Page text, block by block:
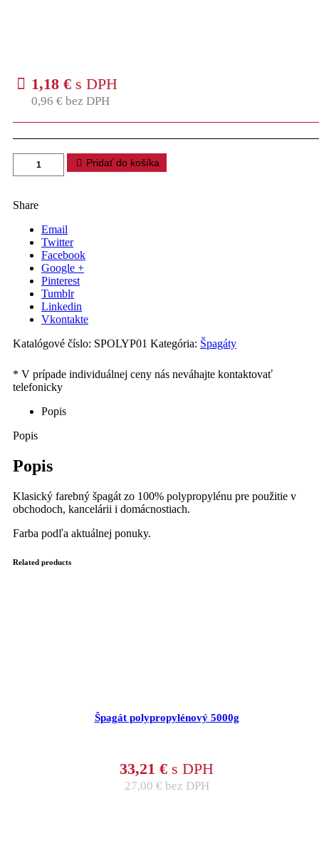
1,18€ s DPH
0,96 € bez DPH
Pridať do košíka
Share
Email
Twitter
Facebook
Google +
Pinterest
Tumblr
Linkedin
Vkontakte
Katalógové číslo: SPOLYP01 Kategória: Špagáty
Popis
Popis
Popis
Klasický farebný špagát zo 100% polypropylénu pre použitie v
obchodoch, kancelárii i domácnostiach.
Farba podľa aktuálnej ponuky.
Related products
Špagát polypropylénový 5000g
33,21 € s DPH
27,00 € bez DPH